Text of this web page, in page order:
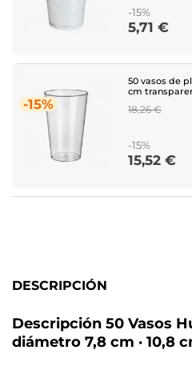
-15%
Price
5,71 €
-15%
50 vasos de
cm
Regular
18,26 €
-15%
Price
15,52 €
DESCRIPCIÓN
Descripción 50 Vasos
diámetro 7,8 cm · 10,8